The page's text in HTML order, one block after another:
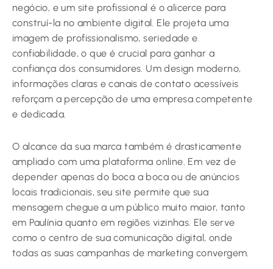
negócio, e um site profissional é o alicerce para
construí-la no ambiente digital. Ele projeta uma
imagem de profissionalismo, seriedade e
confiabilidade, o que é crucial para ganhar a
confiança dos consumidores. Um design moderno,
informações claras e canais de contato acessíveis
reforçam a percepção de uma empresa competente
e dedicada.
O alcance da sua marca também é drasticamente
ampliado com uma plataforma online. Em vez de
depender apenas do boca a boca ou de anúncios
locais tradicionais, seu site permite que sua
mensagem chegue a um público muito maior, tanto
em Paulínia quanto em regiões vizinhas. Ele serve
como o centro de sua comunicação digital, onde
todas as suas campanhas de marketing convergem.